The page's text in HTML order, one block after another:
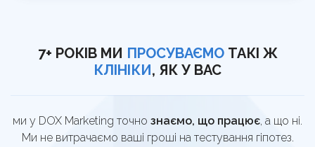
7+ РОКІВ МИ ПРОСУВАЄМОТАКІ Ж
КЛІНІКИ, ЯК У ВАС
ми у DOX Marketing точно знаємо, що працює, а що ні.
Ми не витрачаємо ваші гроші на тестування гіпотез.